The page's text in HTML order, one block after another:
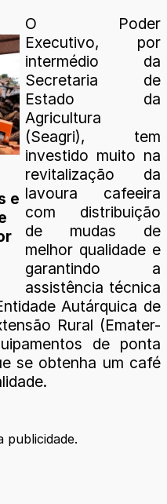
e
O Poder
Executivo, por
intermédio da
Secretaria de
Estado da
Agricultura
(Seagri), tem
investido muito na
revitalização da
lavoura cafeeira
com distribuição
de mudas de
melhor qualidade e
garantindo a
assistência técnica
Autárquica de
Rural (Emater-
de ponta
se obtenha um café
publicidade.